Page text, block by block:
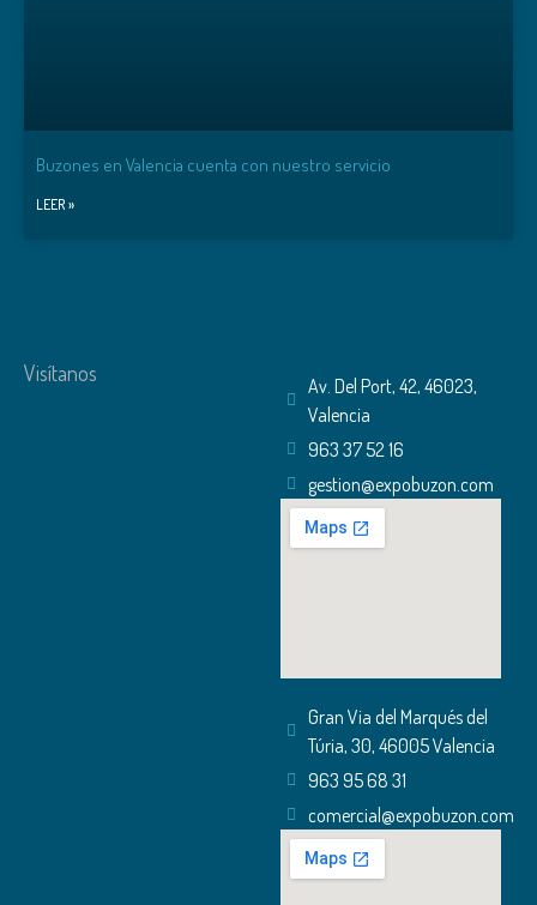
Buzones en Valencia cuenta con nuestro servicio
LEER »
Visítanos
Av. Del Port, 42, 46023,
Valencia
963 37 52 16
gestion@expobuzon.com
Gran Via del Marqués del
Túria, 30, 46005 Valencia
963 95 68 31
comercial@expobuzon.com